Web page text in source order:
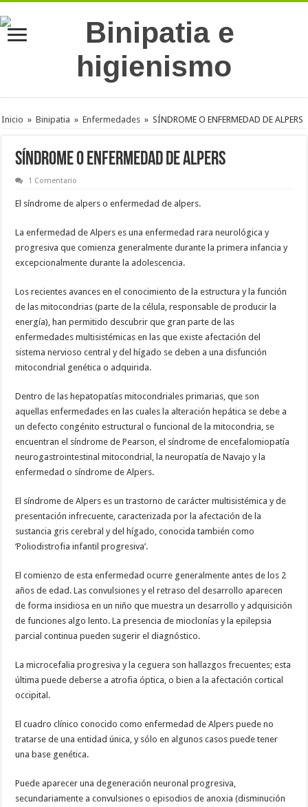
Inicio » Binipatia » Enfermedades » SÍNDROME O ENFERMEDAD DE ALPERS
SÍNDROME O ENFERMEDAD DE ALPERS
1 Comentario
El síndrome de alpers o enfermedad de alpers.
La enfermedad de Alpers es una enfermedad rara neurológica y
progresiva que comienza generalmente durante la primera infancia y
excepcionalmente durante la adolescencia.
Los recientes avances en el conocimiento de la estructura y la función
de las mitocondrias (parte de la célula, responsable de producir la
energía), han permitido descubrir que gran parte de las
enfermedades multisistémicas en las que existe afectación del
sistema nervioso central y del hígado se deben a una disfunción
mitocondrial genética o adquirida.
Dentro de las hepatopatías mitocondriales primarias, que son
aquellas enfermedades en las cuales la alteración hepática se debe a
un defecto congénito estructural o funcional de la mitocondria, se
encuentran el síndrome de Pearson, el síndrome de encefalomiopatía
neurogastrointestinal mitocondrial, la neuropatía de Navajo y la
enfermedad o síndrome de Alpers.
El síndrome de Alpers es un trastorno de carácter multisistémica y de
presentación infrecuente, caracterizada por la afectación de la
sustancia gris cerebral y del hígado, conocida también como
‘Poliodistrofia infantil progresiva’.
El comienzo de esta enfermedad ocurre generalmente antes de los 2
años de edad. Las convulsiones y el retraso del desarrollo aparecen
de forma insidiosa en un niño que muestra un desarrollo y adquisición
de funciones algo lento. La presencia de mioclonías y la epilepsia
parcial continua pueden sugerir el diagnóstico.
La microcefalia progresiva y la ceguera son hallazgos frecuentes; esta
última puede deberse a atrofia óptica, o bien a la afectación cortical
occipital.
El cuadro clínico conocido como enfermedad de Alpers puede no
tratarse de una entidad única, y sólo en algunos casos puede tener
una base genética.
Puede aparecer una degeneración neuronal progresiva,
secundariamente a convulsiones o episodios de anoxia (disminución